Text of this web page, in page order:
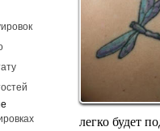
легко будет